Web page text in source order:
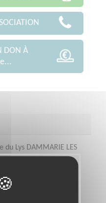
DON À
du Lys DAMMARIE LES
responsables
vous